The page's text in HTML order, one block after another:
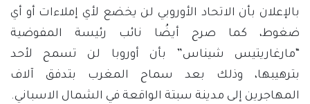
بالإعلان بأن الاتحاد الأوروبي لن يخضع لأي إملاءات أو أي
ضغوط، كما صرح أيضُا نائب رئيسة المفوضية
“مارغاريتيس شيناس” بأن أوروبا لن تسمح لأحد
بترهيبها، وذلك بعد سماح المغرب بتدفق آلاف
المهاجرين إلى مدينة سبتة الواقعة في الشمال الاسباني.